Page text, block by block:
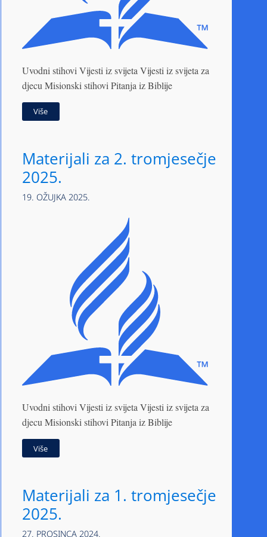
Uvodni stihovi Vijesti iz svijeta Vijesti iz svijeta za
djecu Misionski stihovi Pitanja iz Biblije
Više
Materijali za 2. tromjesečje
2025.
19. OŽUJKA 2025.
Uvodni stihovi Vijesti iz svijeta Vijesti iz svijeta za
djecu Misionski stihovi Pitanja iz Biblije
Više
Materijali za 1. tromjesečje
2025.
27. PROSINCA 2024.